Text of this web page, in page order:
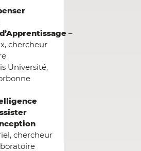
–
chercheur
Université,
chercheur